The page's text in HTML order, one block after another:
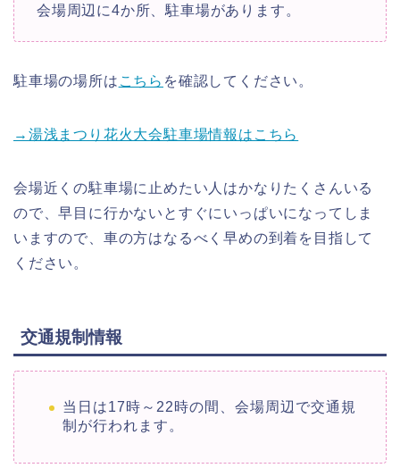
会場周辺に4か所、駐車場があります。
駐車場の場所は こちら を確認してください。
→湯浅まつり花火大会駐車場情報はこちら
会場近くの駐車場に止めたい人はかなりたくさんいる
ので、早目に行かないとすぐにいっぱいになってしま
いますので、車の方はなるべく早めの到着を目指して
ください。
交通規制情報
当日は17時～22時の間、会場周辺で交通規
制が行われます。